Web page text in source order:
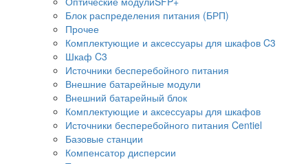
Блок распределения питания (БРП)
Прочее
Комплектующие и аксессуары для шкафов C3
Шкаф C3
Источники бесперебойного питания
Внешние батарейные модули
Внешний батарейный блок
Комплектующие и аксессуары для шкафов
Источники бесперебойного питания Centiel
Базовые станции
Компенсатор дисперсии